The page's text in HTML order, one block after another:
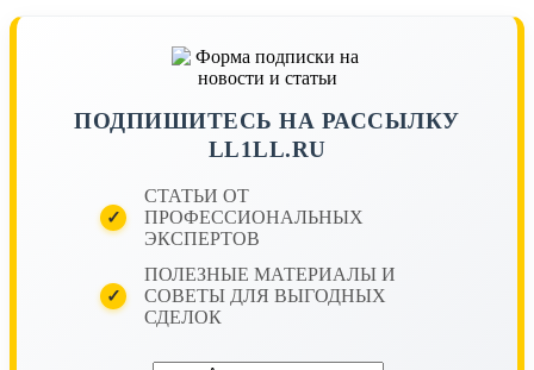
ПОДПИШИТЕСЬ НА РАССЫЛКУ
LL1LL.RU
✓
СТАТЬИ ОТ
ПРОФЕССИОНАЛЬНЫХ
ЭКСПЕРТОВ
✓
ПОЛЕЗНЫЕ МАТЕРИАЛЫ И
СОВЕТЫ ДЛЯ ВЫГОДНЫХ
СДЕЛОК